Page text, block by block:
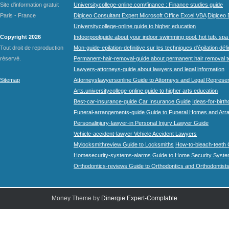
Site d'information gratuit
Paris - France
Copyright 2026
Tout droit de reproduction
réservé.
Sitemap
Universitycollege-online.com/finance : Finance studies guide
Digiceo Consultant Expert Microsoft Office Excel VBA Digiceo
Universitycollege-online guide to higher education
Indoorpoolguide about your indoor swimming pool, hot tub,
Mon-guide-epilation-definitive sur les techniques d'épilation
Permanent-hair-removal-guide about permanent hair removal
Lawyers-attorneys-guide about lawyers and legal information
Attorneyslawyersonline Guide to Attorneys and Legal
Arts.universitycollege-online guide to higher arts education
Best-car-insurance-guide Car Insurance Guide Ideas-for-
Funeral-arrangements-guide Guide to Funeral Homes and
Personalinjury-lawyer-in Personal Injury Lawyer Guide
Vehicle-accident-lawyer Vehicle Accident Lawyers
Mylocksmithreview Guide to Locksmiths How-to-bleach-teeth
Homesecurity-systems-alarms Guide to Home Security
Orthodontics-reviews Guide to Orthodontics and Orthodontists
Money Theme by Dinergie Expert-Comptable